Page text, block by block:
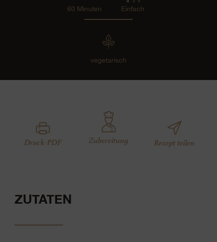
60 Minuten Einfach
vegetarisch
Druck-PDF Zubereitung Rezept teilen
ZUTATEN